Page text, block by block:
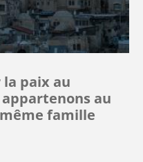
paix au
au
famille